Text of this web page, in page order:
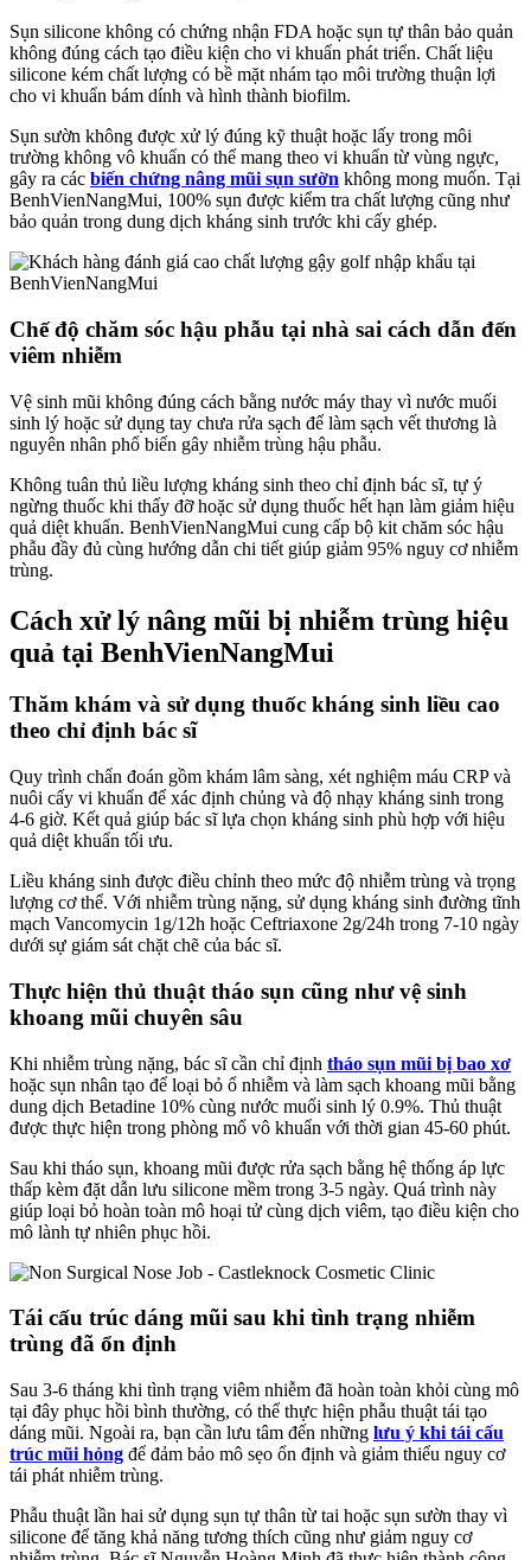
Sụn silicone không có chứng nhận FDA hoặc sụn tự thân bảo quản
không đúng cách tạo điều kiện cho vi khuẩn phát triển. Chất liệu
silicone kém chất lượng có bề mặt nhám tạo môi trường thuận lợi
cho vi khuẩn bám dính và hình thành biofilm.
Sụn sườn không được xử lý đúng kỹ thuật hoặc lấy trong môi
trường không vô khuẩn có thể mang theo vi khuẩn từ vùng ngực,
gây ra các biến chứng nâng mũi sụn sườn không mong muốn. Tại
BenhVienNangMui, 100% sụn được kiểm tra chất lượng cũng như
bảo quản trong dung dịch kháng sinh trước khi cấy ghép.
Chế độ chăm sóc hậu phẫu tại nhà sai cách dẫn đến
viêm nhiễm
Vệ sinh mũi không đúng cách bằng nước máy thay vì nước muối
sinh lý hoặc sử dụng tay chưa rửa sạch để làm sạch vết thương là
nguyên nhân phổ biến gây nhiễm trùng hậu phẫu.
Không tuân thủ liều lượng kháng sinh theo chỉ định bác sĩ, tự ý
ngừng thuốc khi thấy đỡ hoặc sử dụng thuốc hết hạn làm giảm hiệu
quả diệt khuẩn. BenhVienNangMui cung cấp bộ kit chăm sóc hậu
phẫu đầy đủ cùng hướng dẫn chi tiết giúp giảm 95% nguy cơ nhiễm
trùng.
Cách xử lý nâng mũi bị nhiễm trùng hiệu
quả tại BenhVienNangMui
Thăm khám và sử dụng thuốc kháng sinh liều cao
theo chỉ định bác sĩ
Quy trình chẩn đoán gồm khám lâm sàng, xét nghiệm máu CRP và
nuôi cấy vi khuẩn để xác định chủng và độ nhạy kháng sinh trong
4-6 giờ. Kết quả giúp bác sĩ lựa chọn kháng sinh phù hợp với hiệu
quả diệt khuẩn tối ưu.
Liều kháng sinh được điều chỉnh theo mức độ nhiễm trùng và trọng
lượng cơ thể. Với nhiễm trùng nặng, sử dụng kháng sinh đường tĩnh
mạch Vancomycin 1g/12h hoặc Ceftriaxone 2g/24h trong 7-10 ngày
dưới sự giám sát chặt chẽ của bác sĩ.
Thực hiện thủ thuật tháo sụn cũng như vệ sinh
khoang mũi chuyên sâu
Khi nhiễm trùng nặng, bác sĩ cần chỉ định tháo sụn mũi bị bao xơ
hoặc sụn nhân tạo để loại bỏ ổ nhiễm và làm sạch khoang mũi bằng
dung dịch Betadine 10% cùng nước muối sinh lý 0.9%. Thủ thuật
được thực hiện trong phòng mổ vô khuẩn với thời gian 45-60 phút.
Sau khi tháo sụn, khoang mũi được rửa sạch bằng hệ thống áp lực
thấp kèm đặt dẫn lưu silicone mềm trong 3-5 ngày. Quá trình này
giúp loại bỏ hoàn toàn mô hoại tử cùng dịch viêm, tạo điều kiện cho
mô lành tự nhiên phục hồi.
Tái cấu trúc dáng mũi sau khi tình trạng nhiễm
trùng đã ổn định
Sau 3-6 tháng khi tình trạng viêm nhiễm đã hoàn toàn khỏi cùng mô
tại đây phục hồi bình thường, có thể thực hiện phẫu thuật tái tạo
dáng mũi. Ngoài ra, bạn cần lưu tâm đến những lưu ý khi tái cấu
trúc mũi hỏng để đảm bảo mô sẹo ổn định và giảm thiểu nguy cơ
tái phát nhiễm trùng.
Phẫu thuật lần hai sử dụng sụn tự thân từ tai hoặc sụn sườn thay vì
silicone để tăng khả năng tương thích cũng như giảm nguy cơ